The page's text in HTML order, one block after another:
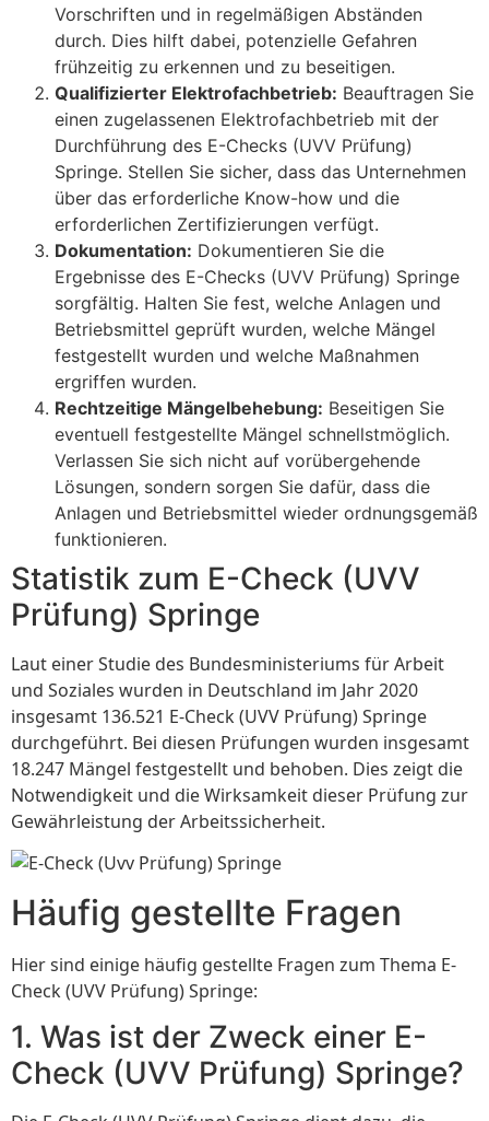
Vorschriften und in regelmäßigen Abständen
durch. Dies hilft dabei, potenzielle Gefahren
frühzeitig zu erkennen und zu beseitigen.
Qualifizierter Elektrofachbetrieb: Beauftragen Sie
einen zugelassenen Elektrofachbetrieb mit der
Durchführung des E-Checks (UVV Prüfung)
Springe. Stellen Sie sicher, dass das Unternehmen
über das erforderliche Know-how und die
erforderlichen Zertifizierungen verfügt.
Dokumentation: Dokumentieren Sie die
Ergebnisse des E-Checks (UVV Prüfung) Springe
sorgfältig. Halten Sie fest, welche Anlagen und
Betriebsmittel geprüft wurden, welche Mängel
festgestellt wurden und welche Maßnahmen
ergriffen wurden.
Rechtzeitige Mängelbehebung: Beseitigen Sie
eventuell festgestellte Mängel schnellstmöglich.
Verlassen Sie sich nicht auf vorübergehende
Lösungen, sondern sorgen Sie dafür, dass die
Anlagen und Betriebsmittel wieder ordnungsgemäß
funktionieren.
Statistik zum E-Check (UVV
Prüfung) Springe
Laut einer Studie des Bundesministeriums für Arbeit
und Soziales wurden in Deutschland im Jahr 2020
insgesamt 136.521 E-Check (UVV Prüfung) Springe
durchgeführt. Bei diesen Prüfungen wurden insgesamt
18.247 Mängel festgestellt und behoben. Dies zeigt die
Notwendigkeit und die Wirksamkeit dieser Prüfung zur
Gewährleistung der Arbeitssicherheit.
Häufig gestellte Fragen
Hier sind einige häufig gestellte Fragen zum Thema E-
Check (UVV Prüfung) Springe:
1. Was ist der Zweck einer E-
Check (UVV Prüfung) Springe?